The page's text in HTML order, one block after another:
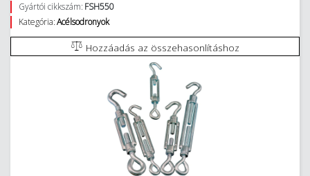
Gyártói cikkszám: FSH550
Kategória:Acélsodronyok
Hozzáadás az összehasonlításhoz